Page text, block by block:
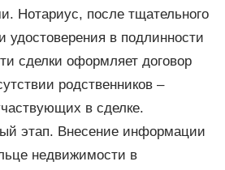
Нотариус, после тщательного
удостоверения в подлинности
сделки оформляет договор
родственников –
в сделке.
этап. Внесение информации
недвижимости в